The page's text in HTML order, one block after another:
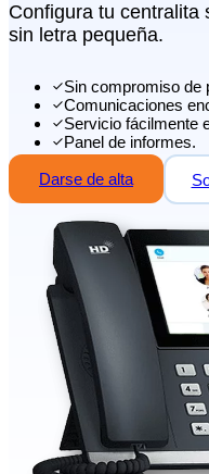
Configura tu centralita
sin letra pequeña.
Sin compromiso de
Comunicaciones
Servicio fácilmente
Panel de informes.
Darse de alta